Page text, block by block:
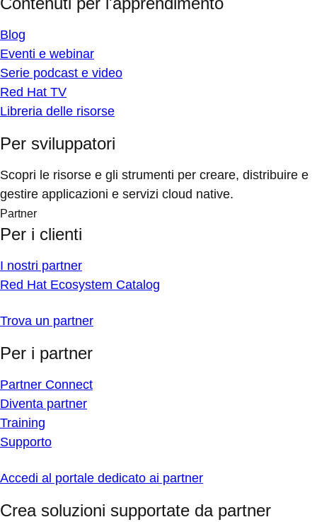
Blog
Eventi e webinar
Serie podcast e video
Red Hat TV
Libreria delle risorse
Per sviluppatori
Scopri le risorse e gli strumenti per creare, distribuire e
gestire applicazioni e servizi cloud native.
Partner
Per i clienti
I nostri partner
Red Hat Ecosystem Catalog
Trova un partner
Per i partner
Partner Connect
Diventa partner
Training
Supporto
Accedi al portale dedicato ai partner
Crea soluzioni supportate da partner